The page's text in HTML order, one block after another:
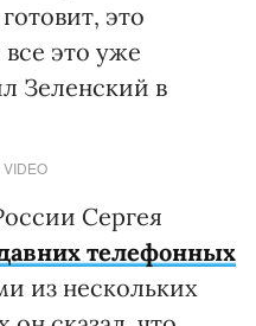
это
это уже
Зеленский в
Сергея
телефонных
из нескольких